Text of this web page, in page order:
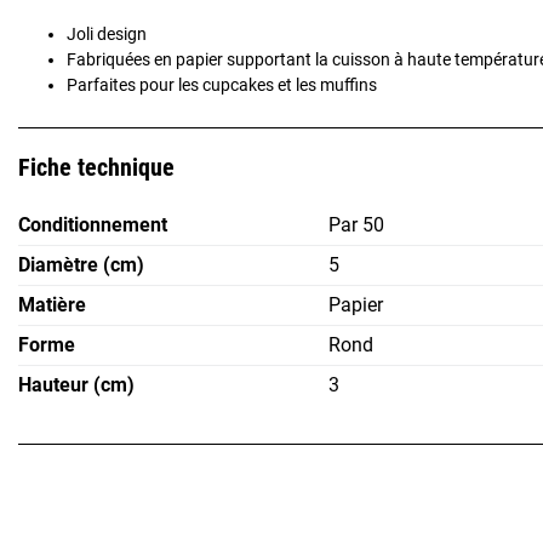
Joli design
Fabriquéesen papier supportant la cuisson à haute
Parfaites pour les cupcakes et les muffins
Fiche technique
Conditionnement
Par 50
Diamètre (cm)
5
Matière
Papier
Forme
Rond
Hauteur (cm)
3